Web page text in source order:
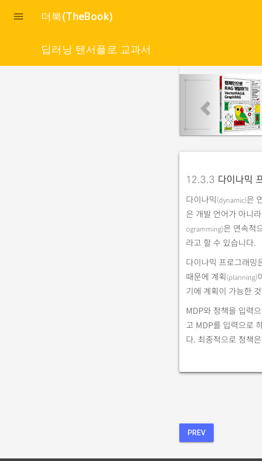
 더북(TheBook)
딥러닝 텐서플로 교과서
p
e
i
o
s
12.3.3 다이나믹
다이나믹(dynamic)은
은 개발 언어가 아니
ogramming)은 연속적
라고 할 수 있습니다.
다이나믹 프로그래밍
때문에 계획(planning)
기에 계획이 가능한
MDP와 정책을 입력
고 MDP를 입력으로
다. 최종적으로 정책
PREV